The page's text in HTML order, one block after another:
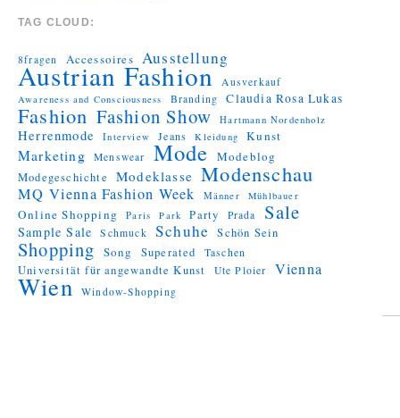
TAG CLOUD:
8fragen Accessoires Ausstellung
Austrian Fashion Ausverkauf
Awareness and Consciousness Branding Claudia Rosa Lukas
Fashion Fashion Show Hartmann Nordenholz
Herrenmode Interview Jeans Kleidung Kunst
Marketing Menswear Mode Modeblog
Modegeschichte Modeklasse Modenschau
MQ Vienna Fashion Week Männer Mühlbauer
Online Shopping Paris Park Party Prada Sale
Sample Sale Schmuck Schuhe Schön Sein
Shopping Song Superated Taschen
Universität für angewandte Kunst Ute Ploier Vienna
Wien Window-Shopping